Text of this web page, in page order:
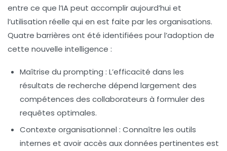
entre ce que l’IA peut accomplir aujourd’hui et
l’utilisation réelle qui en est faite par les organisations.
Quatre barrières ont été identifiées pour l’adoption de
cette nouvelle intelligence :
Maîtrise du prompting : L’efficacité dans les
résultats de recherche dépend largement des
compétences des collaborateurs à formuler des
requêtes optimales.
Contexte organisationnel : Connaître les outils
internes et avoir accès aux données pertinentes est